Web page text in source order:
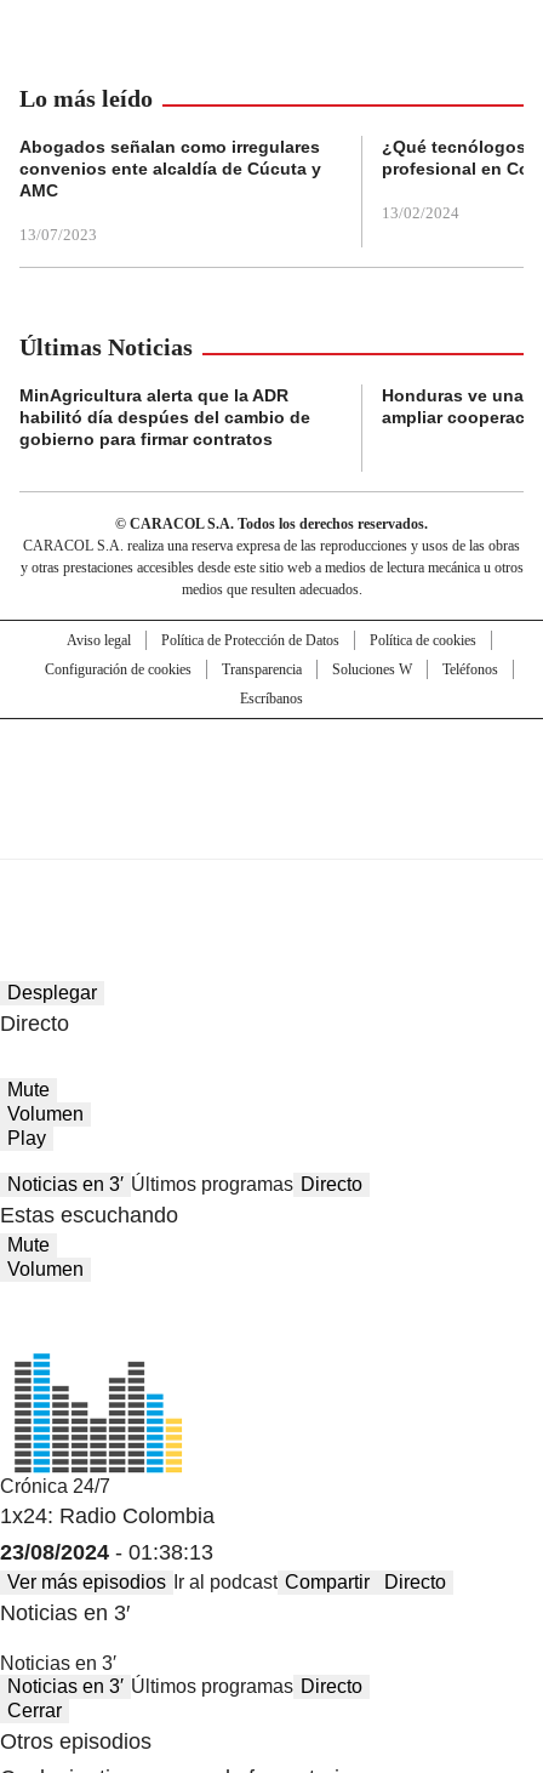
Lo más leído
Abogados señalan como irregulares
convenios ente alcaldía de Cúcuta y
AMC
13/07/2023
¿Qué tecnólogos
profesional en
13/02/2024
Últimas Noticias
MinAgricultura alerta que la ADR
habilitó día despúes del cambio de
gobierno para firmar contratos
Honduras ve una
ampliar
© CARACOL S.A. Todos los derechos reservados.
CARACOL S.A. realiza una reserva expresa de las reproducciones y usos de las obras
y otras prestaciones accesibles desde este sitio web a medios de lectura mecánica u otros
medios que resulten adecuados.
Aviso legal Política de Protección de Datos
Política de cookies
Configuración de cookies
Transparencia Soluciones W
Teléfonos
Escríbanos
Desplegar
Directo
Mute
Volumen
Play
Noticias en 3′ Últimos programas Directo
Estas escuchando
Mute
Volumen
Crónica 24/7
1x24: Radio Colombia
23/08/2024 - 01:38:13
Ver más episodios Ir al podcast Compartir Directo
Noticias en 3′
Noticias en 3′
Noticias en 3′ Últimos programas Directo
Cerrar
Otros episodios